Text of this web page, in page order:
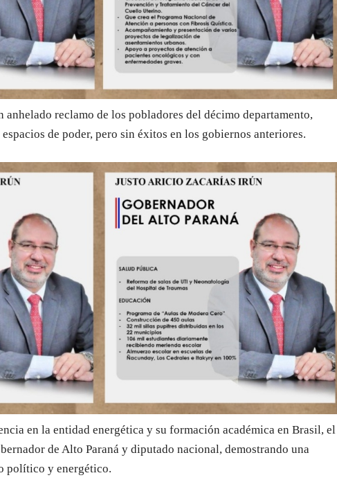
anhelado reclamo de los pobladores del décimo departamento,
de poder, pero sin éxitos en los gobiernos anteriores.
en la entidad energética y su formación académica en Brasil, el
de Alto Paraná y diputado nacional, demostrando una
político y energético.